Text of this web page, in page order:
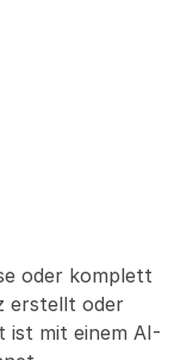
oder komplett
erstellt oder
ist mit einem AI-